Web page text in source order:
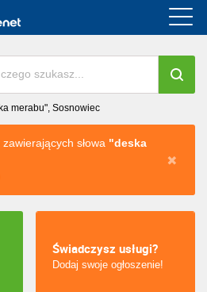
merabu", Sosnowiec
słowa "deska
Świadczysz usługi?
Dodaj swoje ogłoszenie!